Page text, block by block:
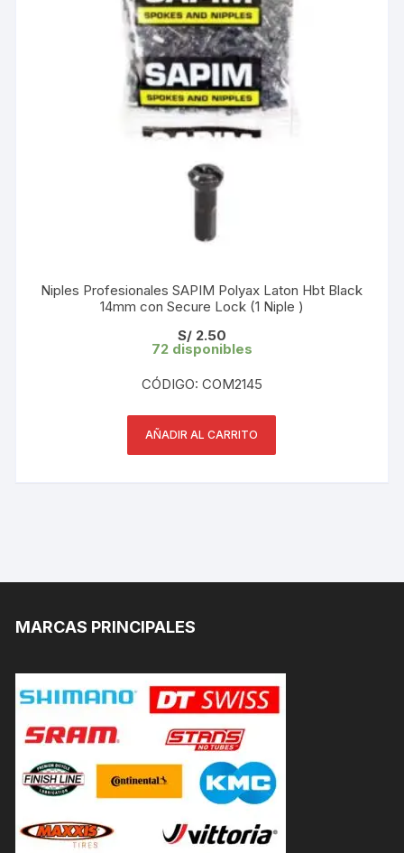
Niples Profesionales SAPIM Polyax Laton Hbt Black
14mm con Secure Lock (1 Niple )
S/2.50
72 disponibles
CÓDIGO: COM2145
AÑADIR AL CARRITO
MARCAS PRINCIPALES